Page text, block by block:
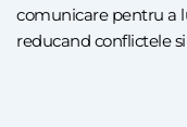
comunicare pentru a
reducand conflictele